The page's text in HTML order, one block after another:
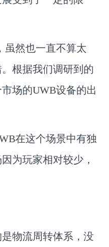
虽然也一直不算太
根据我们调研到的
场的UWB设备的出
在这个场景中有独
为玩家相对较少，
物流周转体系，没